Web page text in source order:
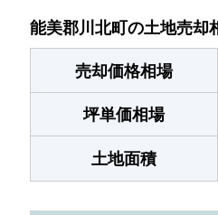
能美郡川北町の土地売却
売却価格相場
坪単価相場
土地面積